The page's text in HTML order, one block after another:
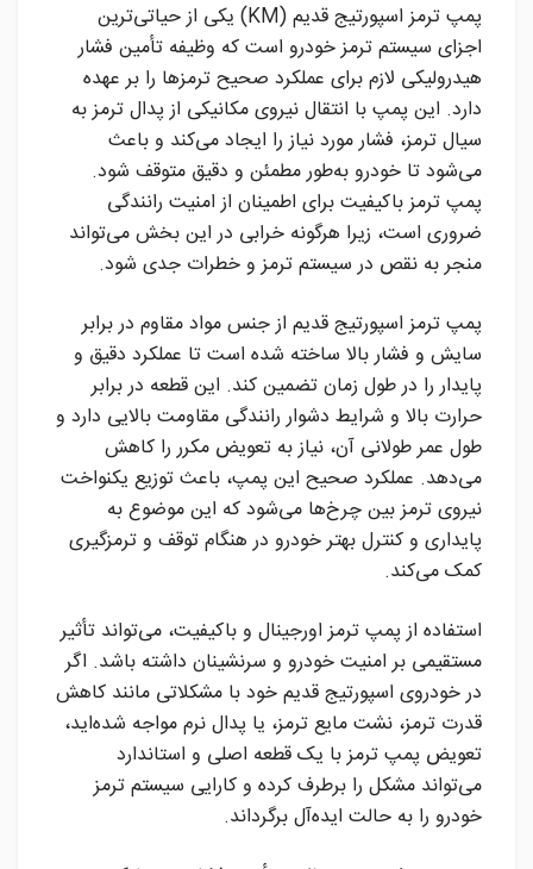
پمپ ترمز اسپورتیج قدیم (KM) یکی از حیاتی‌ترین
اجزای سیستم ترمز خودرو است که وظیفه تأمین فشار
هیدرولیکی لازم برای عملکرد صحیح ترمزها را بر عهده
دارد. این پمپ با انتقال نیروی مکانیکی از پدال ترمز به
سیال ترمز، فشار مورد نیاز را ایجاد می‌کند و باعث
می‌شود تا خودرو به‌طور مطمئن و دقیق متوقف شود.
پمپ ترمز باکیفیت برای اطمینان از امنیت رانندگی
ضروری است، زیرا هرگونه خرابی در این بخش می‌تواند
منجر به نقص در سیستم ترمز و خطرات جدی شود.
پمپ ترمز اسپورتیج قدیم از جنس مواد مقاوم در برابر
سایش و فشار بالا ساخته شده است تا عملکرد دقیق و
پایدار را در طول زمان تضمین کند. این قطعه در برابر
حرارت بالا و شرایط دشوار رانندگی مقاومت بالایی دارد و
طول عمر طولانی آن، نیاز به تعویض مکرر را کاهش
می‌دهد. عملکرد صحیح این پمپ، باعث توزیع یکنواخت
نیروی ترمز بین چرخ‌ها می‌شود که این موضوع به
پایداری و کنترل بهتر خودرو در هنگام توقف و ترمزگیری
کمک می‌کند.
استفاده از پمپ ترمز اورجینال و باکیفیت، می‌تواند تأثیر
مستقیمی بر امنیت خودرو و سرنشینان داشته باشد. اگر
در خودروی اسپورتیج قدیم خود با مشکلاتی مانند کاهش
قدرت ترمز، نشت مایع ترمز، یا پدال نرم مواجه شده‌اید،
تعویض پمپ ترمز با یک قطعه اصلی و استاندارد
می‌تواند مشکل را برطرف کرده و کارایی سیستم ترمز
خودرو را به حالت ایده‌آل برگرداند.